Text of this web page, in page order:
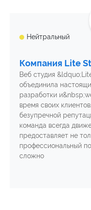
Нейтральный
Компания Lite
Веб студия
объединила
разработки
время своих
безупречной
команда всегда
предоставляет не
профессиональный
сложно